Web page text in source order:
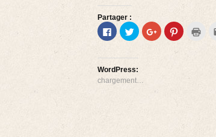
Partager :
Cliquez
pour
partager
Facebook(ouvre
dans
une
nouvelle
fenêtre)
Cliquez
pour
partager
Twitter(ouvre
une
nouvelle
Cliquez
pour
partager
Cliquez
pour
WordPress:
chargement…